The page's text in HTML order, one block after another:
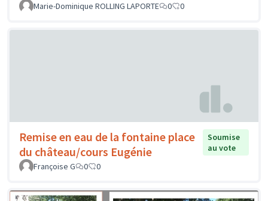
Marie-Dominique ROLLING LAPORTE 0 0
Remise en eau de la fontaine place
du château/cours Eugénie
Soumise
au vote
Françoise G
0 0